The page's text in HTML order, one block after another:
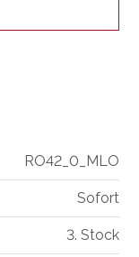
RO42_0_MLO
Sofort
3. Stock